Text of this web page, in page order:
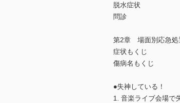
脱水症状
問診
第2章 場面別応急処
症状もくじ
傷病名もくじ
●失神している！
1. 音楽ライブ会場で